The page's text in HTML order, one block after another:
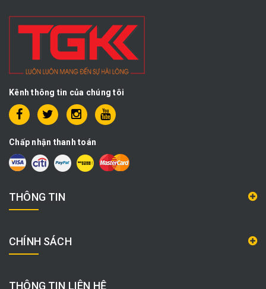
Kênh thông tin của chúng tôi
Chấp nhận thanh toán
THÔNG TIN
CHÍNH SÁCH
THÔNG TIN LIÊN HỆ